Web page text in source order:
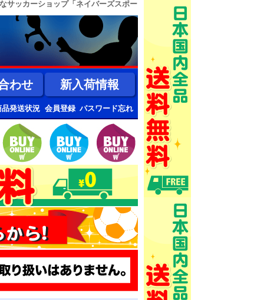
サッカーショップ「ネイバーズスポー
わせ 新入荷情報
品発送状況 会員登録 パスワード忘れ